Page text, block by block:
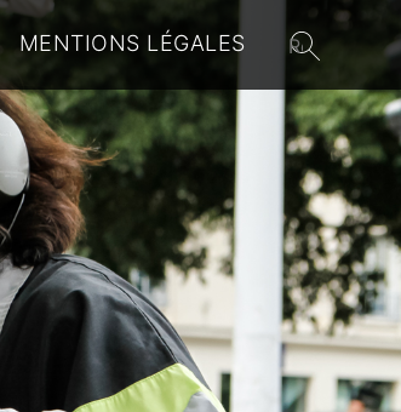
MENTIONS LÉGALES